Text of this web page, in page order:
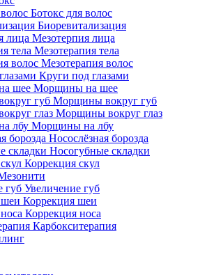
Ботокс для волос
Биоревитализация
Мезотерпия лица
Мезотерапия тела
Мезотерапия волос
Круги под глазами
Морщины на шее
Морщины вокруг губ
Морщины вокруг глаз
Морщины на лбу
Носослёзная борозда
Носогубные складки
Коррекция скул
Увеличение губ
Коррекция шеи
Коррекция носа
Карбокситерапия